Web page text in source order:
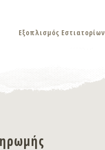
Εξοπλισμός Εστιατορίων